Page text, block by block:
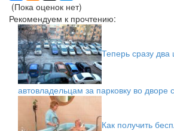
(Пока оценок нет)
Рекомендуем к прочтению:
Теперь сразу
автовладельцам за парковку во дворе
Как получить